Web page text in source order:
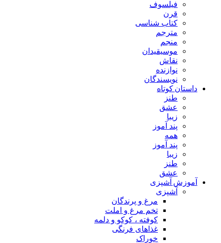
فیلسوف
قرن
کتاب شناسی
مترجم
منجم
موسیقیدان
نقاش
نوازنده
نویسندگان
داستان کوتاه
طنز
عشق
زیبا
پند آموز
همه
پند آموز
زیبا
طنز
عشق
آموزش آشپزی
آشپزی
مرغ و پرندگان
تخم مرغ و املت
کوفته ، کوکو و دلمه
غذاهای فرنگی
خوراک